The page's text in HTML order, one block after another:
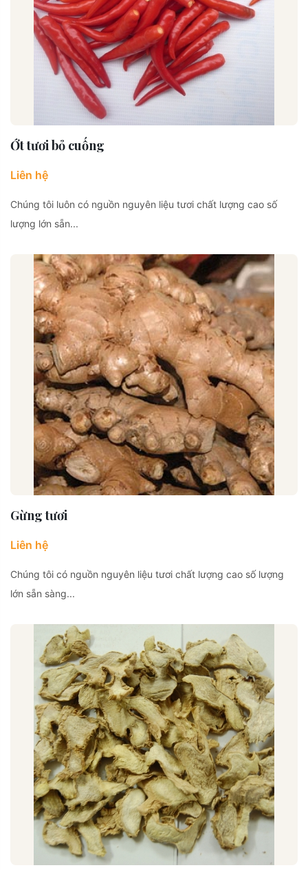
Ớt tươi bỏ cuống
Liên hệ
Chúng tôi luôn có nguồn nguyên liệu tươi chất lượng cao số
lượng lớn sẵn...
Gừng tươi
Liên hệ
Chúng tôi có nguồn nguyên liệu tươi chất lượng cao số lượng
lớn sẵn sàng...